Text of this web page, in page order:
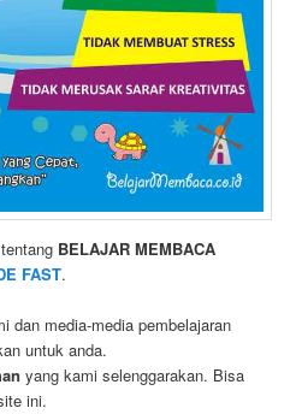
BELAJAR MEMBACA
FAST.
dan media-media pembelajaran
untuk anda.
yang kami selenggarakan. Bisa
ini.